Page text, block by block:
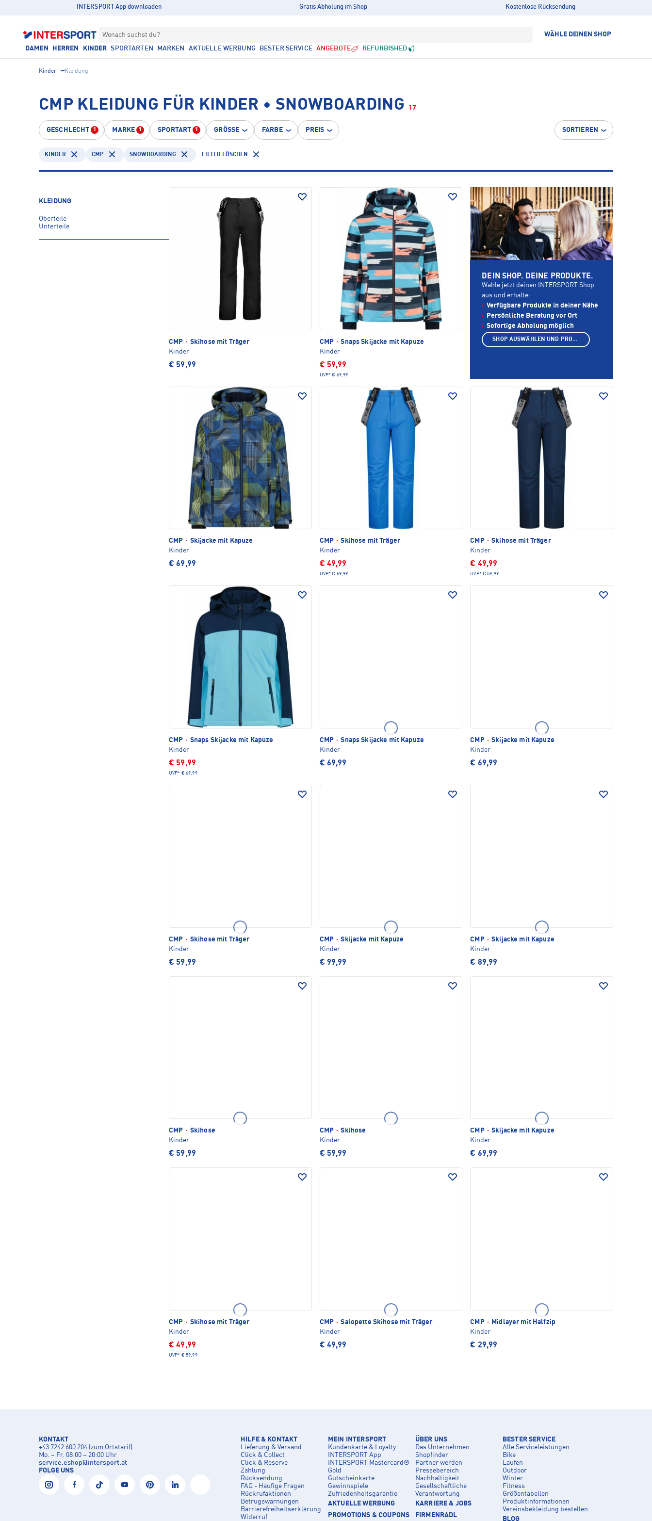
INTERSPORT App downloaden Gratis Abholung im Shop Kostenlose Rücksendung
Wonach suchst du? WÄHLE DEINEN SHOP
DAMEN HERREN KINDER SPORTARTEN MARKEN AKTUELLE WERBUNG BESTER SERVICE ANGEBOTE REFURBISHED
Kinder Kleidung
CMP KLEIDUNG FÜR KINDER • SNOWBOARDING 17
GESCHLECHT 1 MARKE 1 SPORTART 1 GRÖSSE FARBE PREIS SORTIEREN
KINDER CMP SNOWBOARDING FILTER LÖSCHEN
KLEIDUNG
Oberteile
Unterteile
CMP · Skihose mit Träger
Kinder
€ 59,99
CMP · Snaps Skijacke mit Kapuze
Kinder
€ 59,99
UVP* € 69,99
CMP · Skijacke mit Kapuze
Kinder
€ 69,99
CMP · Skihose mit Träger
Kinder
€ 49,99
UVP* € 59,99
CMP · Skihose mit Träger
Kinder
€ 49,99
UVP* € 59,99
CMP · Snaps Skijacke mit Kapuze
Kinder
€ 59,99
UVP* € 69,99
CMP · Snaps Skijacke mit Kapuze
Kinder
€ 69,99
CMP · Skijacke mit Kapuze
Kinder
€ 69,99
CMP · Skihose mit Träger
Kinder
€ 59,99
CMP · Skijacke mit Kapuze
Kinder
€ 99,99
CMP · Skijacke mit Kapuze
Kinder
€ 89,99
CMP · Skihose
Kinder
€ 59,99
CMP · Skihose
Kinder
€ 59,99
CMP · Skijacke mit Kapuze
Kinder
€ 69,99
CMP · Skihose mit Träger
Kinder
€ 49,99
UVP* € 59,99
CMP · Salopette Skihose mit Träger
Kinder
€ 49,99
CMP ·
Midlayer mit Halfzip
Kinder
€ 29,99
DEIN SHOP. DEINE PRODUKTE.
Wähle jetzt deinen INTERSPORT Shop
aus und erhalte:
Verfügbare Produkte in deiner Nähe
Persönliche Beratung vor Ort
Sofortige Abholung möglich
SHOP AUSWÄHLEN UND PRODUKTE ANZEIGEN
KONTAKT
+43 7242 600 204 (zum Ortstarif)
Mo. – Fr. 08:00 – 20:00 Uhr
service.eshop@intersport.at
FOLGE UNS
HILFE & KONTAKT
Lieferung & Versand
Click & Collect
Click & Reserve
Zahlung
Rücksendung
FAQ - Häufige Fragen
Rückrufaktionen
Betrugswarnungen
Barrierefreiheitserklärung
Widerruf
MEIN INTERSPORT
Kundenkarte & Loyalty
INTERSPORT App
INTERSPORT Mastercard®
Gold
Gutscheinkarte
Gewinnspiele
Zufriedenheitsgarantie
AKTUELLE WERBUNG
PROMOTIONS & COUPONS
ÜBER UNS
Das Unternehmen
Shopfinder
Partner werden
Pressebereich
Nachhaltigkeit
Gesellschaftliche
Verantwortung
KARRIERE & JOBS
FIRMENRADL
BESTER SERVICE
Alle Serviceleistungen
Bike
Laufen
Outdoor
Winter
Fitness
Größentabellen
Produktinformationen
Vereinsbekleidung bestellen
BLOG